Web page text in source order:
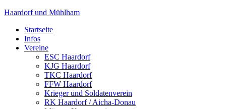
Haardorf und Mühlham
Startseite
Infos
Vereine
ESC Haardorf
KJG Haardorf
TKC Haardorf
FFW Haardorf
Krieger und Soldatenverein
RK Haardorf / Aicha-Donau